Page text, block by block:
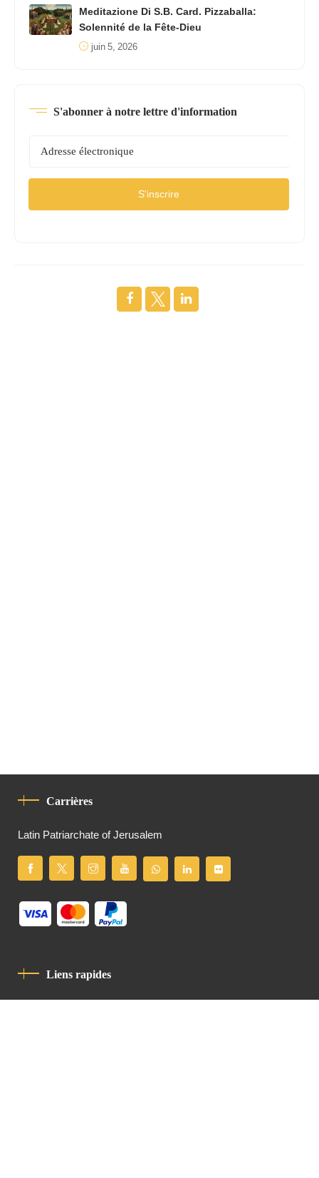
Meditazione Di S.B. Card. Pizzaballa:
Solennité de la Fête-Dieu
juin 5, 2026
S'abonner à notre lettre d'information
S'inscrire
Carrières
Latin Patriarchate of Jerusalem
Liens rapides